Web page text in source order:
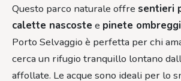
Questo parco naturale offre sentieri
calette nascoste e pinete
Porto Selvaggio è perfetta per chi
cerca un rifugio tranquillo lontano
affollate. Le acque sono ideali per lo